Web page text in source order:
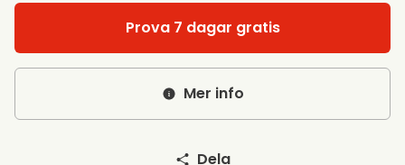
Prova 7 dagar gratis
Mer info
Dela